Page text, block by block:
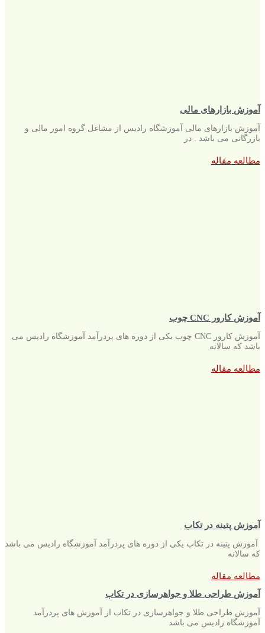
آموزش بازارهای مالی
آموزش بازارهای مالی آموزشگاه رادیس از مشاغل گروه امور مالی و
بازرگانی می باشد . در
مطالعه مقاله
آموزش کارور CNC چوب
آموزش کارور CNC چوب یکی از دوره های پردرآمد آموزشگاه رادیس می
باشد که سالانه
مطالعه مقاله
آموزش پتینه در تکاب
آموزش پتینه در تکاب یکی از دوره های پردرآمد آموزشگاه رادیس می باشد
که سالانه
مطالعه مقاله
آموزش طراحی طلا و جواهرسازی در تکاب
آموزش طراحی طلا و جواهرسازی در تکاب از آموزش های پردرآمد
آموزشگاه رادیس می باشد